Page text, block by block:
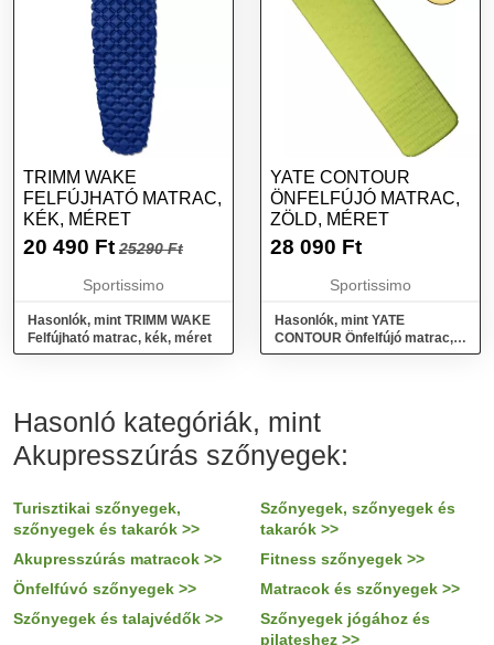
TRIMM WAKE
FELFÚJHATÓ MATRAC,
KÉK, MÉRET
20 490 Ft 25290 Ft
Sportissimo
Hasonlók, mint TRIMM WAKE
Felfújható matrac, kék, méret
YATE CONTOUR
ÖNFELFÚJÓ MATRAC,
ZÖLD, MÉRET
28 090 Ft
Sportissimo
Hasonlók, mint YATE
CONTOUR Önfelfújó matrac,
zöld, méret
Hasonló kategóriák, mint
Akupresszúrás szőnyegek:
Turisztikai szőnyegek,
szőnyegek és takarók >>
Szőnyegek, szőnyegek és
takarók >>
Akupresszúrás matracok >>
Fitness szőnyegek >>
Önfelfúvó szőnyegek >>
Matracok és szőnyegek >>
Szőnyegek és talajvédők >>
Szőnyegek jógához és
pilateshez >>